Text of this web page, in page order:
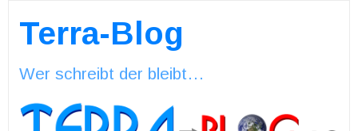
Terra-Blog
Wer schreibt der bleibt…